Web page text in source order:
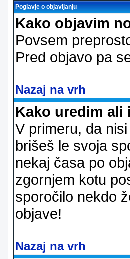
Poglavje o objavljanju
Kako objavim
Povsem
Pred objavo pa
Nazaj na vrh
Kako uredim
V primeru, da
brišeš le svoja
nekaj časa po
zgornjem kotu
sporočilo nekdo
objave!
Nazaj na vrh